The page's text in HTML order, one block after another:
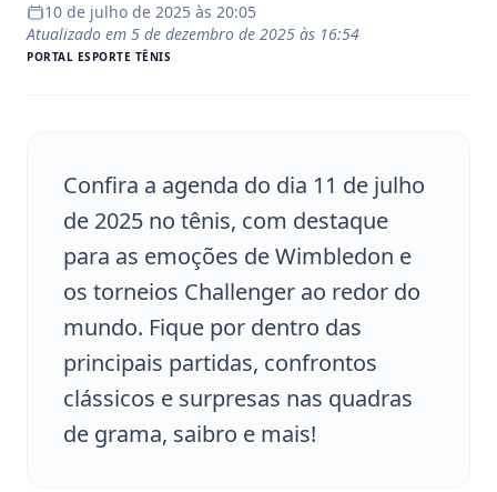
10 de julho de 2025 às 20:05
Atualizado em 5 de dezembro de 2025 às 16:54
PORTAL ESPORTE TÊNIS
Confira a agenda do dia 11 de julho
de 2025 no tênis, com destaque
para as emoções de Wimbledon e
os torneios Challenger ao redor do
mundo. Fique por dentro das
principais partidas, confrontos
clássicos e surpresas nas quadras
de grama, saibro e mais!